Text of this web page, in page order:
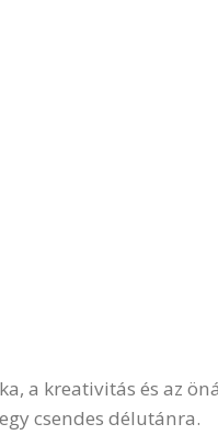
a kreativitás és az
csendes délutánra.